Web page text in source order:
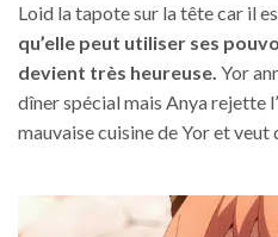
Loid la tapote sur la tête car il
qu’elle peut utiliser ses
devient très heureuse. Yor
dîner spécial mais Anya rejette
mauvaise cuisine de Yor et veut